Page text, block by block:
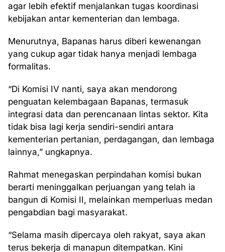
agar lebih efektif menjalankan tugas koordinasi
kebijakan antar kementerian dan lembaga.
Menurutnya, Bapanas harus diberi kewenangan
yang cukup agar tidak hanya menjadi lembaga
formalitas.
“Di Komisi IV nanti, saya akan mendorong
penguatan kelembagaan Bapanas, termasuk
integrasi data dan perencanaan lintas sektor. Kita
tidak bisa lagi kerja sendiri-sendiri antara
kementerian pertanian, perdagangan, dan lembaga
lainnya,” ungkapnya.
Rahmat menegaskan perpindahan komisi bukan
berarti meninggalkan perjuangan yang telah ia
bangun di Komisi II, melainkan memperluas medan
pengabdian bagi masyarakat.
“Selama masih dipercaya oleh rakyat, saya akan
terus bekerja di manapun ditempatkan. Kini